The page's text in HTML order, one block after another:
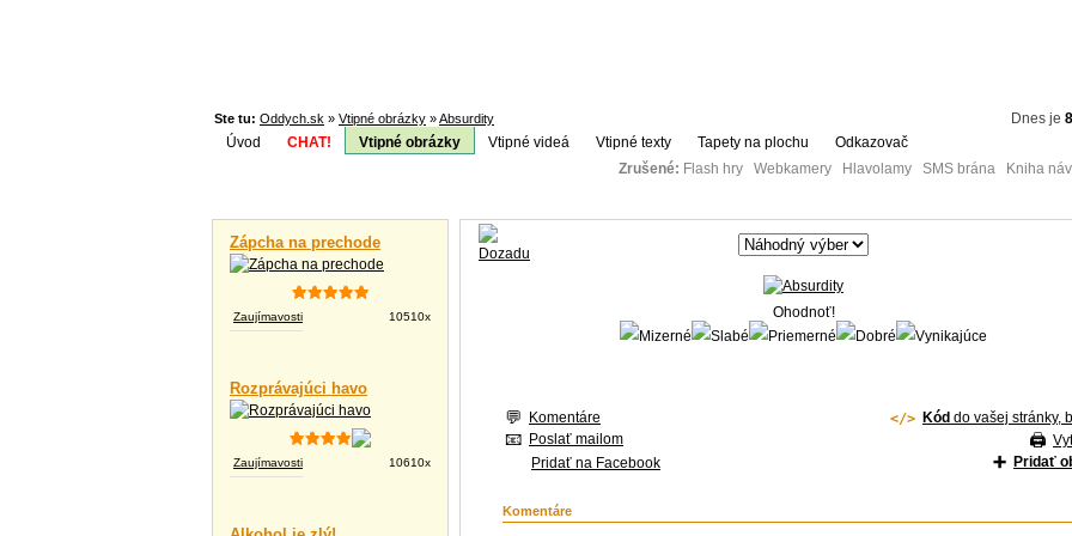
Ste tu: Oddych.sk » Vtipné obrázky »Absurdity Dnes je
Úvod
CHAT! Vtipné obrázky Vtipné videá Vtipné texty Tapety na plochu
Odkazovač
Zrušené: Flash hry Webkamery Hlavolamy SMS brána Kniha
Zápcha na prechode
Zaujímavosti 10510x
Rozprávajúci havo
Zaujímavosti 10610x
Ohodnoť!
Komentáre
Poslať mailom
Pridať na Facebook
Kód do vašej stránky,
Pridať
Komentáre